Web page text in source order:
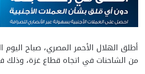
من الشاحنات في اتجاه قطاع غزة، وذلك